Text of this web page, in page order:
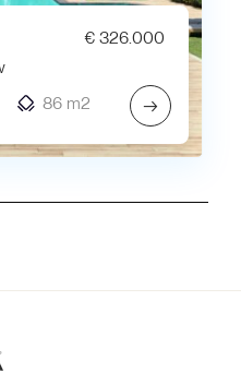
€ 326.000
86 m2 →